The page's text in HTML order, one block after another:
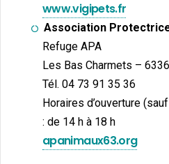
www.vigipets.fr
Association
Refuge APA
Les Bas Charmets –
Tél. 04 73 91 35 36
Horaires d’ouverture
: de 14 h à 18 h
apanimaux63.org